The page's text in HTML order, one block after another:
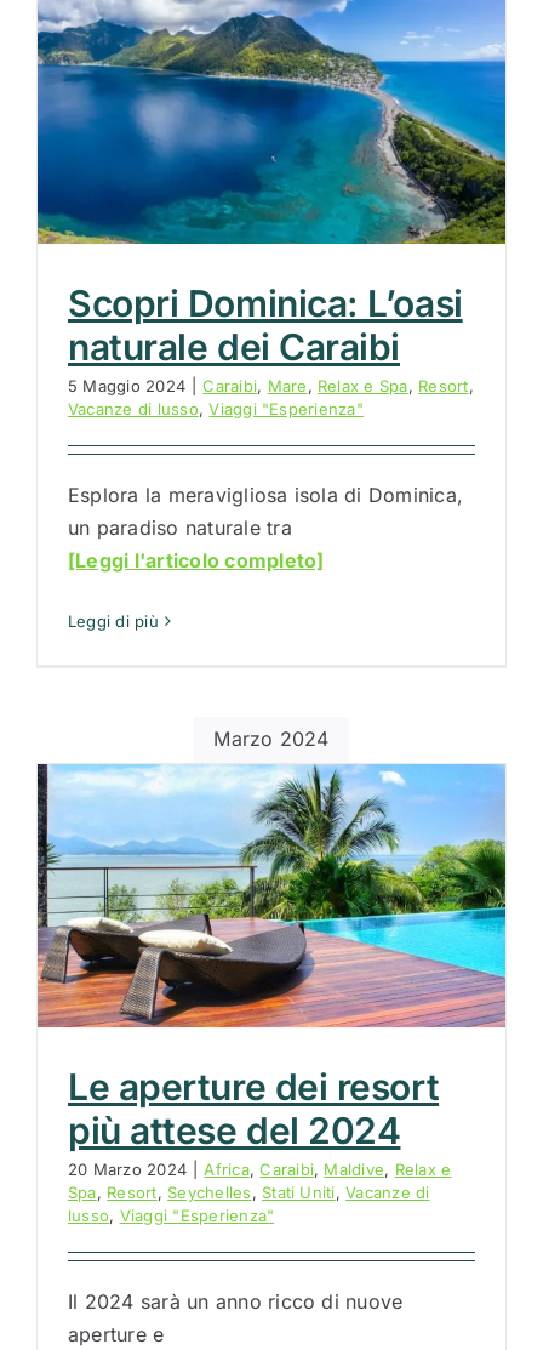
Scopri Dominica: L’oasi
naturale dei Caraibi
5 Maggio 2024 Caraibi, Mare, Relax e Spa, Resort,
Vacanze di lusso,Viaggi "Esperienza"
Esplora la meravigliosa isola di Dominica,
un paradiso naturale tra
[Leggi l'articolo completo]
Leggi di più
Marzo 2024
Le aperture dei resort
più attese del 2024
20 Marzo 2024 Africa,Caraibi, Maldive, Relax e
Spa, Resort, Seychelles, Stati Uniti,Vacanze di
lusso, Viaggi "Esperienza"
Il 2024 sarà un anno ricco di nuove
aperture e